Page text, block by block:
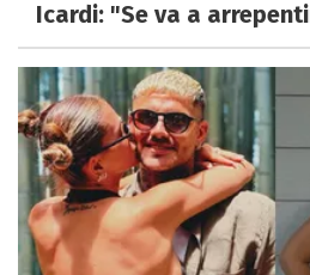
Icardi: "Se va a